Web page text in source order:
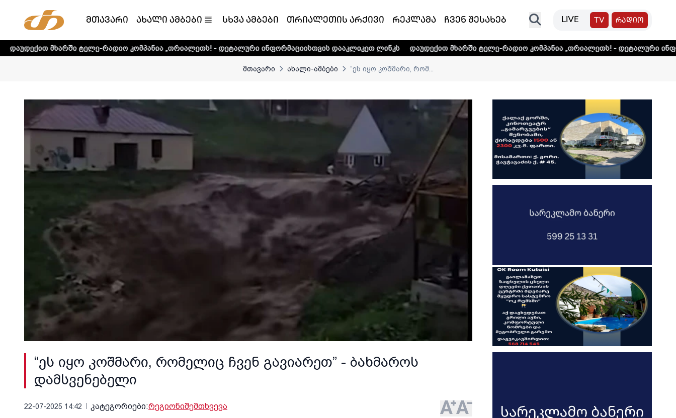
მთავარი ახალი ამბები სხვა ამბები თრიალეთის არქივი რეკლამა ჩვენ შესახებ LIVE TV რადიო
ტელე-რადიო კომპანია „თრიალეთს! - დეტალური ინფორმაციისთვის დააკლიკეთ ლინკს დაუდექით მხარში ტელე-რადიო კომპანია „თრიალეთს! - დეტალური ინფორმაციისთვის
მთავარი ახალი-ამბები “ეს იყო კოშმარი, რომ...
“ეს იყო კოშმარი, რომელიც ჩვენ გავიარეთ” - ბახმაროს
დამსვენებელი
22-07-2025 14:42 კატეგორიები:რეგიონიშემთხვევა